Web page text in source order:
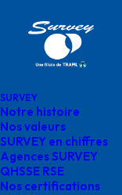
SURVEY
Notre histoire
Nos valeurs
SURVEY en chiffres
Agences SURVEY
QHSSE RSE
Nos certifications
Accueil Survey